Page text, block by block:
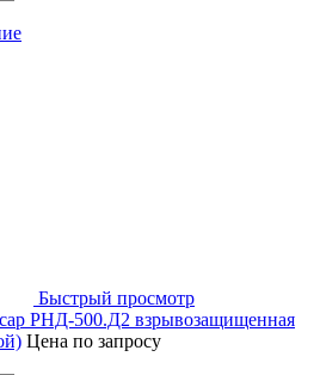
Быстрый просмотр
РНД-500.Д2 взрывозащищенная
Цена по запросу